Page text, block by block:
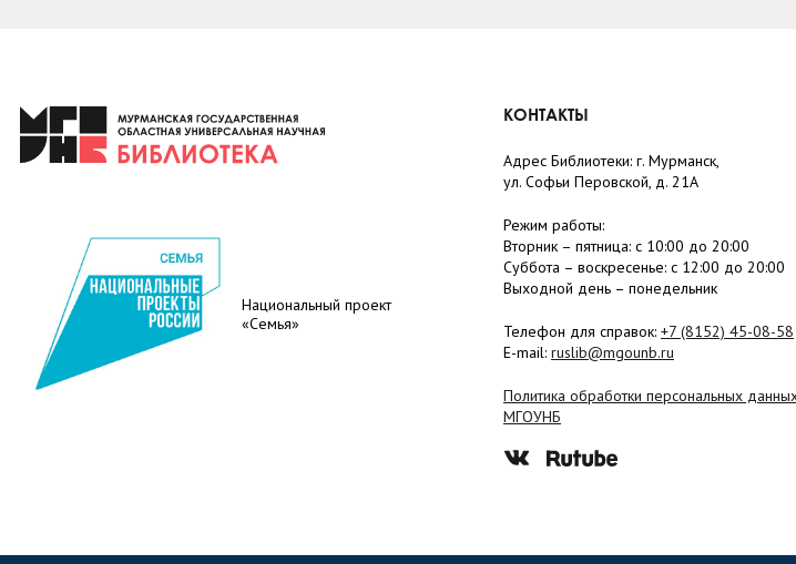
Национальный проект
«Семья»
КОНТАКТЫ
Адрес Библиотеки: г. Мурманск,
ул. Софьи Перовской, д. 21А
Режим работы:
Вторник – пятница: с 10:00 до 20:00
Суббота – воскресенье: c 12:00 до 20:00
Выходной день – понедельник
Телефон для справок: +7 (8152) 45-08-58
E-mail: ruslib@mgounb.ru
Политика обработки персональных
МГОУНБ